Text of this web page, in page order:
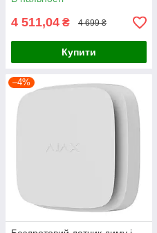
4 511,04 ₴ 4 699 ₴
Купити
–4%